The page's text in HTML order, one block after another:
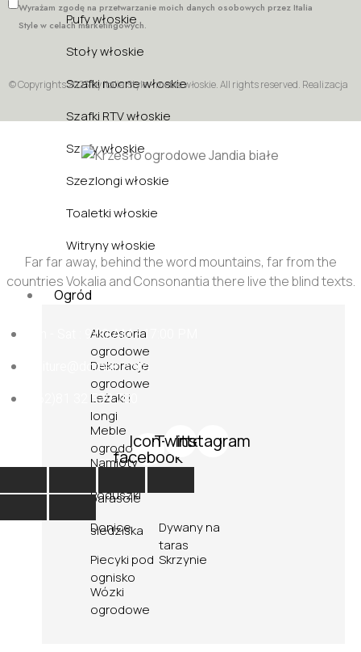
Pufy włoskie
Stoły włoskie
Szafki nocne włoskie
Szafki RTV włoskie
Szafy włoskie
Szezlongi włoskie
Toaletki włoskie
Witryny włoskie
Ogród
Akcesoria
ogrodowe
Dekoracje
ogrodowe
Leżaki i
longi
Meble
ogrodowe
Namioty
parasole
Poduszki
siedziska
Donice
Dywany na
taras
Piecyki pod
ognisko
Skrzynie
Wózki
ogrodowe
Wyrażam zgodę na przetwarzanie moich danych osobowych przez Italia
Style w celach marketingowych.
© Copyrights 2023 by Italia Style – meble włoskie. All rights reserved. Realizacja
Far far away, behind the word mountains, far from the
countries Vokalia and Consonantia there live the blind texts.
Sun - Sat : 9:00 AM - 17:00 PM
funiture@domain.com
(+62)81 32 539 780
Icon-
facebook
Twitter
Instagram